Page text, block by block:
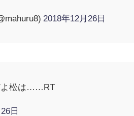
2018年12月26日
よ松は……RT
日